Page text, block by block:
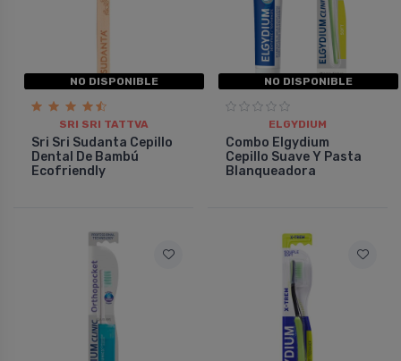
NO DISPONIBLE
SRI SRI TATTVA
Sri Sri Sudanta Cepillo
Dental De Bambú
Ecofriendly
NO DISPONIBLE
ELGYDIUM
Combo Elgydium
Cepillo Suave Y Pasta
Blanqueadora